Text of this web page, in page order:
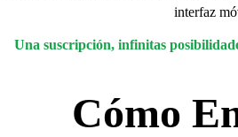
interfaz
Una suscripción, infinitas
Cómo